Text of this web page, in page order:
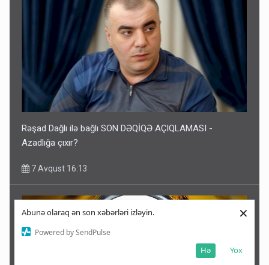
Abunə olaraq ən son xəbərləri izləyin.
Powered by SendPulse
Yox
Hə
×
Rəşad Dağlı ilə bağlı SON DƏQİQƏ AÇIQLAMASI -
Azadlığa çıxır?
7 Avqust 16:13